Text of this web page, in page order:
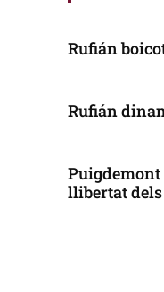
Rufián
Rufián
llibertat